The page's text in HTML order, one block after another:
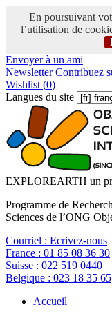
En poursuivant
l’utilisation de
Envoyer à un ami
NewsletterContribuez
Wishlist (0)
Langues du site
EXPLOREARTH un
Programme de
Sciences de l’ONG
Courriel : Ecrivez-nous
France : 01 85 08 36 30
Suisse : 022 519 0440
Belgique : 023 18 35 65
Accueil